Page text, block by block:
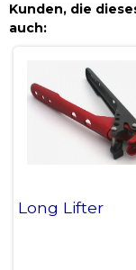
Kunden, die
auch:
Long Lifter